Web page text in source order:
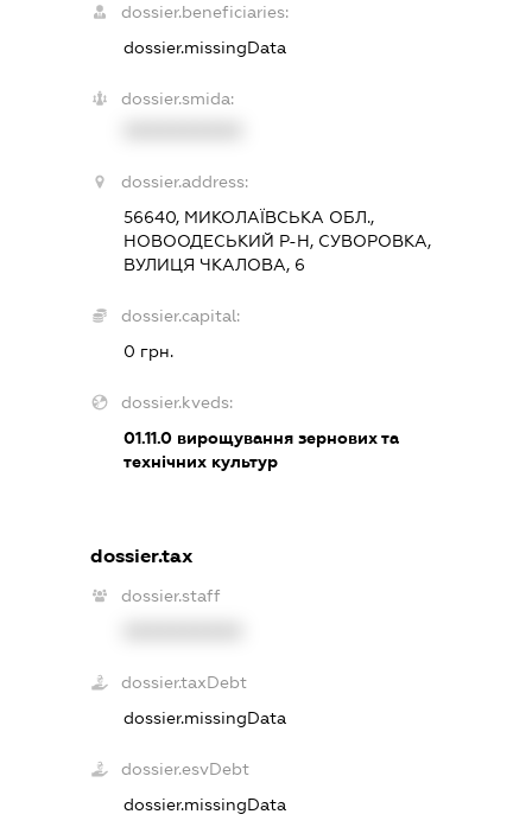
dossier.beneficiaries:
dossier.missingData
dossier.smida:
dossier.address:
56640, МИКОЛАЇВСЬКА ОБЛ.,
НОВООДЕСЬКИЙ Р-Н, СУВОРОВКА,
ВУЛИЦЯ ЧКАЛОВА, 6
dossier.capital:
0 грн.
dossier.kveds:
01.11.0 вирощування зернових та
технічних культур
dossier.tax
dossier.staff
dossier.taxDebt
dossier.missingData
dossier.esvDebt
dossier.missingData